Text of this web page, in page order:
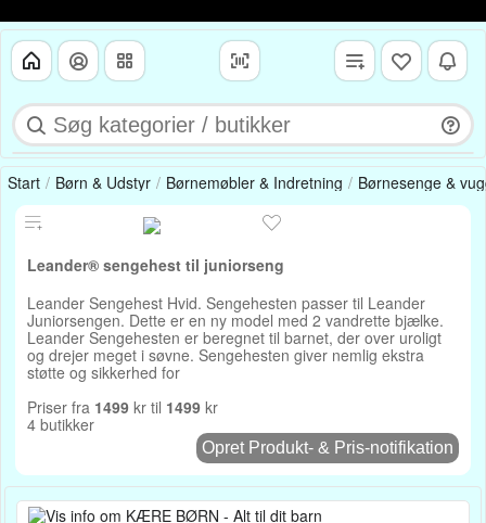
Start Børn & Udstyr Børnemøbler & Indretning Børnesenge &
Leander® sengehest til juniorseng
Leander Sengehest Hvid. Sengehesten passer til Leander
Juniorsengen. Dette er en ny model med 2 vandrette bjælke.
Leander Sengehesten er beregnet til barnet, der over uroligt
og drejer meget i søvne. Sengehesten giver nemlig ekstra
støtte og sikkerhed for
Priser fra 1499 kr til 1499 kr
4 butikker
Opret Produkt- & Pris-notifikation